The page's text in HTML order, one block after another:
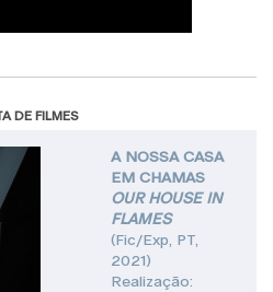
DE FILMES
A NOSSA CASA
EM CHAMAS
OUR HOUSE IN
FLAMES
(Fic/Exp, PT,
2021)
Realização: